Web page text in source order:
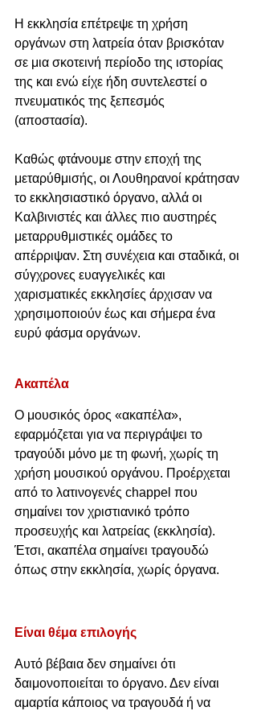
Η εκκλησία επέτρεψε τη χρήση
οργάνων στη λατρεία όταν βρισκόταν
σε μια σκοτεινή περίοδο της ιστορίας
της και ενώ είχε ήδη συντελεστεί ο
πνευματικός της ξεπεσμός
(αποστασία).
Καθώς φτάνουμε στην εποχή της
μεταρύθμισής, οι Λουθηρανοί κράτησαν
το εκκλησιαστικό όργανο, αλλά οι
Καλβινιστές και άλλες πιο αυστηρές
μεταρρυθμιστικές ομάδες το
απέρριψαν. Στη συνέχεια και σταδικά, οι
σύγχρονες ευαγγελικές και
χαρισματικές εκκλησίες άρχισαν να
χρησιμοποιούν έως και σήμερα ένα
ευρύ φάσμα οργάνων.
Ακαπέλα
Ο μουσικός όρος «ακαπέλα»,
εφαρμόζεται για να περιγράψει το
τραγούδι μόνο με τη φωνή, χωρίς τη
χρήση μουσικού οργάνου. Προέρχεται
από το λατινογενές chappel που
σημαίνει τον χριστιανικό τρόπο
προσευχής και λατρείας (εκκλησία).
Έτσι, ακαπέλα σημαίνει τραγουδώ
όπως στην εκκλησία, χωρίς όργανα.
Είναι θέμα επιλογής
Αυτό βέβαια δεν σημαίνει ότι
δαιμονοποιείται το όργανο. Δεν είναι
αμαρτία κάποιος να τραγουδά ή να